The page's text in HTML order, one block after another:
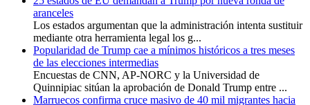
aranceles
Los estados argumentan que la administración intenta sustituir
mediante otra herramienta legal los g...
Popularidad de Trump cae a mínimos históricos a tres meses
de las elecciones intermedias
Encuestas de CNN, AP-NORC y la Universidad de
Quinnipiac sitúan la aprobación de Donald Trump entre ...
Marruecos confirma cruce masivo de 40 mil migrantes hacia